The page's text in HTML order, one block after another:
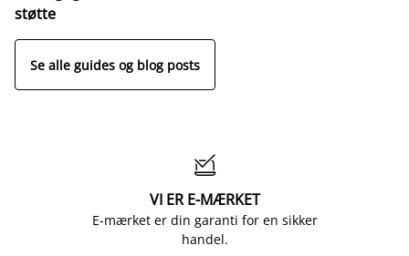
støtte
Se alle guides og blog posts

VI ER E-MÆRKET
E-mærket er din garanti for en sikker
handel.